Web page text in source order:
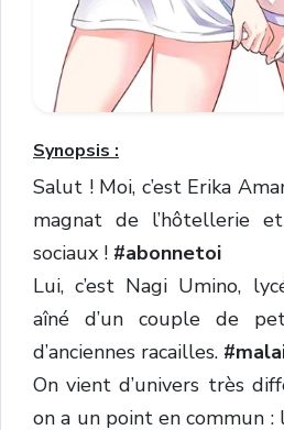
Synopsis :
Salut ! Moi, c’est Erika
magnat de l’hôtellerie
sociaux ! #abonnetoi
Lui, c’est Nagi Umino,
aîné d’un couple de
d’anciennes racailles.
On vient d’univers très
on a un point en commun